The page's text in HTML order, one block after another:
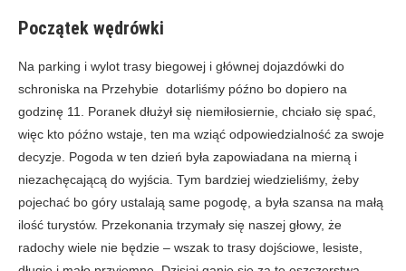
Początek wędrówki
Na parking i wylot trasy biegowej i głównej dojazdówki do
schroniska na Przehybie dotarliśmy późno bo dopiero na
godzinę 11. Poranek dłużył się niemiłosiernie, chciało się spać,
więc kto późno wstaje, ten ma wziąć odpowiedzialność za swoje
decyzje. Pogoda w ten dzień była zapowiadana na mierną i
niezachęcającą do wyjścia. Tym bardziej wiedzieliśmy, żeby
pojechać bo góry ustalają same pogodę, a była szansa na małą
ilość turystów. Przekonania trzymały się naszej głowy, że
radochy wiele nie będzie – wszak to trasy dojściowe, lesiste,